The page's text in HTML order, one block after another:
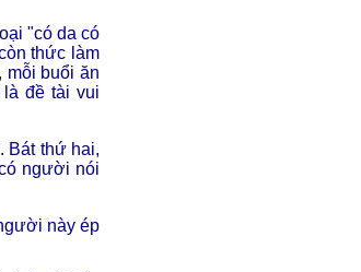
"có da có
thức làm
mỗi buổi ăn
đề tài vui
Bát thứ hai,
người nói
này ép